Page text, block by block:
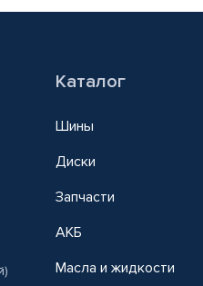
Каталог
Шины
Диски
Запчасти
АКБ
Масла и жидкости